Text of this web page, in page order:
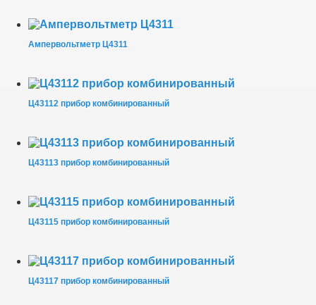
Ампервольтметр Ц4311
Ц43112 прибор комбинированный
Ц43113 прибор комбинированный
Ц43115 прибор комбинированный
Ц43117 прибор комбинированный